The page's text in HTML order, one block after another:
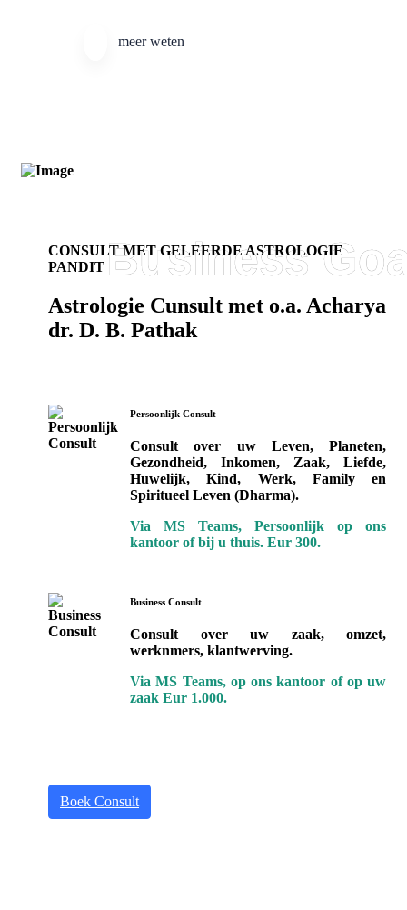
meer weten
CONSULT MET GELEERDE ASTROLOGIE
PANDIT
Astrologie Cunsult met o.a. Acharya
dr. D. B. Pathak
Persoonlijk Consult
Consult over uw Leven, Planeten,
Gezondheid, Inkomen, Zaak, Liefde,
Huwelijk, Kind, Werk, Family en
Spiritueel Leven (Dharma).
Via MS Teams, Persoonlijk op ons
kantoor of bij u thuis. Eur 300.
Business Consult
Consult over uw zaak, omzet,
werknmers, klantwerving.
Via MS Teams, op ons kantoor of op uw
zaak Eur 1.000.
Boek Consult